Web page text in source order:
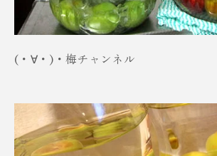
(・∀・)・梅チャンネル